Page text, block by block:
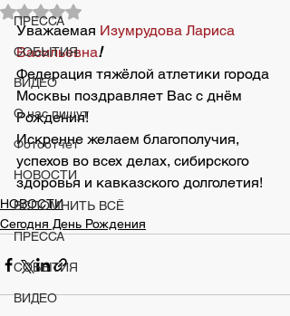
ПРЕССА
СОБЫТИЯ
ВИДЕО
О нас пишут
Фотоотчет
НОВОСТИ
ВСПОМНИТЬ ВСЁ
ПРЕССА
СОБЫТИЯ
ВИДЕО
Оценка: не число из 5 звезд.
Уважаемая Изумрудова Лариса
Васильевна!
Федерация тяжёлой атлетики города
Москвы поздравляет Вас с днём
Рождения!
Искренне желаем благополучия,
успехов во всех делах, сибирского
здоровья и кавказского долголетия!
НОВОСТИ
Сегодня День Рождения